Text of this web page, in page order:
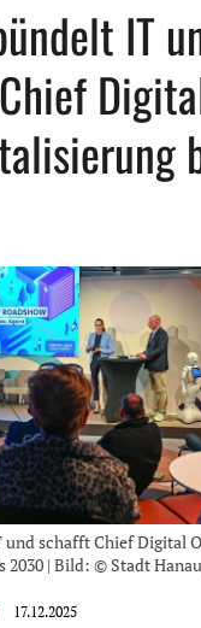
IT
und schafft Chief Digital
2030 | Bild: © Stadt
17.12.2025